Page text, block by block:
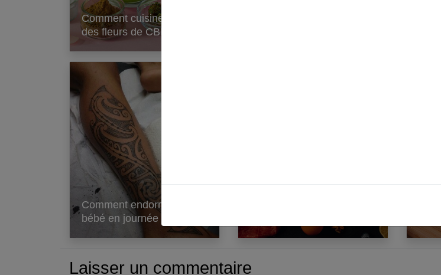
Comment cuisiner avec
des fleurs de CBD ?
Comment endormir votre
bébé en journée ?
4
du
Laisser un commentaire